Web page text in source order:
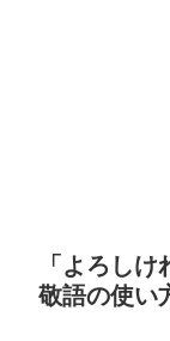
「よろし
敬語の使い